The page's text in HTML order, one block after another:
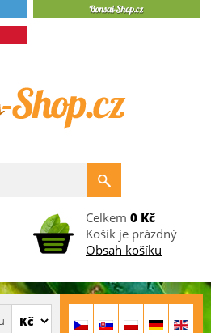
Celkem 0 Kč
Košík je prázdný
Obsah košíku